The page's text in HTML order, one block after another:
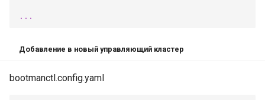
...
Добавление в новый управляющий кластер
bootmanctl.config.yaml